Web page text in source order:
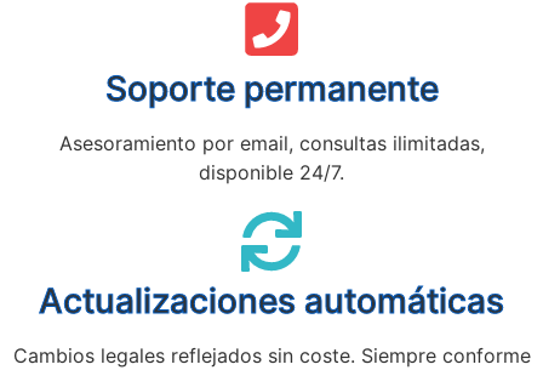
Soporte permanente
Asesoramiento por email, consultas ilimitadas,
disponible 24/7.
Actualizaciones automáticas
Cambios legales reflejados sin coste. Siempre conforme